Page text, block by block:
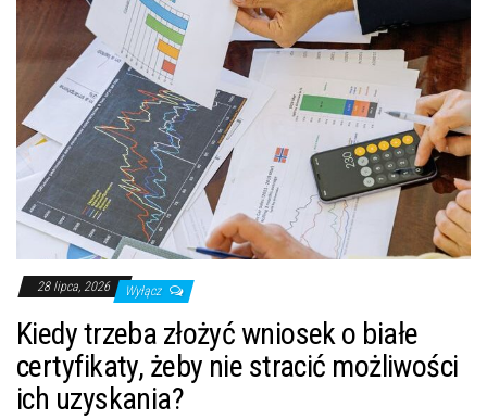
28 lipca, 2026 Wyłącz
Kiedy trzeba złożyć wniosek o białe
certyfikaty, żeby nie stracić możliwości
ich uzyskania?